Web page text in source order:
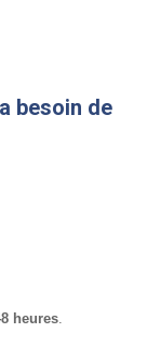
besoin de
heures.